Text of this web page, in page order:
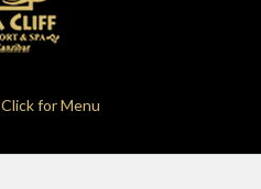
Click for Menu